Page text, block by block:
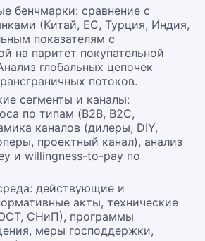
бенчмарки: сравнение с
(Китай, ЕС, Турция, Индия,
показателям с
на паритет покупательной
глобальных цепочек
потоков.
сегменты и каналы:
по типам (B2B, B2C,
каналов (дилеры, DIY,
проектный канал), анализ
и willingness-to-pay по
действующие и
акты, технические
СНиП), программы
меры господдержки,